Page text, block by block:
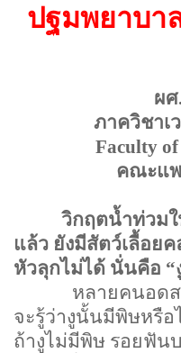
ปฐมพยาบา
ผ
ภาควิชาเ
Faculty of
คณะแ
วิกฤตน้ำท่วม
แล้ว ยังมีสัตว์เลื้อย
หัวลุกไม่ได้ นั่นคือ “
หลายคนอดส
จะรู้ว่างูนั้นมีพิษหรือ
ถ้างูไม่มีพิษ รอยฟัน